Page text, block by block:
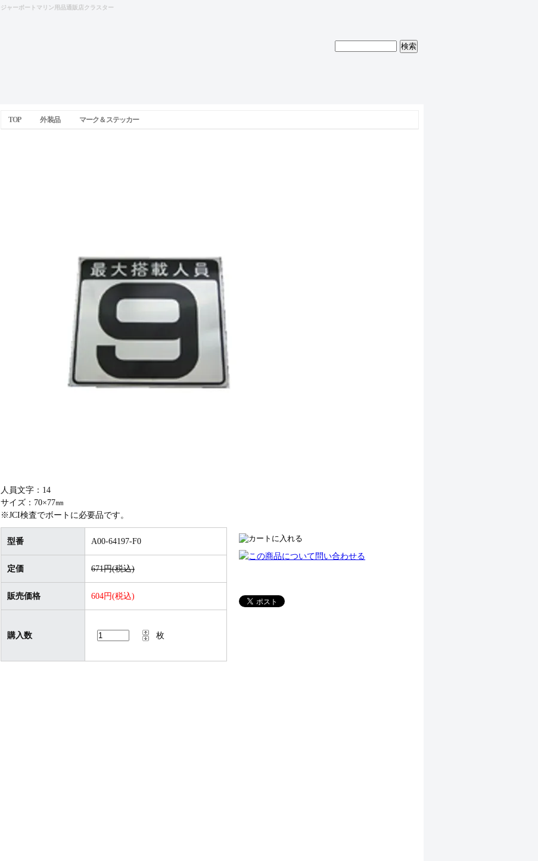
ャーボートマリン用品通販店クラスター
TOP 外装品 マーク＆ステッカー
人員文字：14
サイズ：70×77㎜
※JCI検査でボートに必要品です。
型番 A00-64197-F0
定価 671円(税込)
販売価格 604円(税込)
購入数 枚